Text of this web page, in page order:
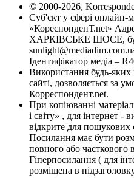
© 2000-2026,
Суб'єкт у сфері онлайн-
«КореспонденТ.net»
ХАРКІВСЬКЕ ШОСЕ,
Ідентифікатор медіа –
Використання будь-яких
сайті, дозволяється за
Корреспондент.net.
При копіюванні
і світу» , для інтернет -
відкрите для пошукових
Посилання має бути
повного або часткового
Гіперпосилання ( для
розміщена в